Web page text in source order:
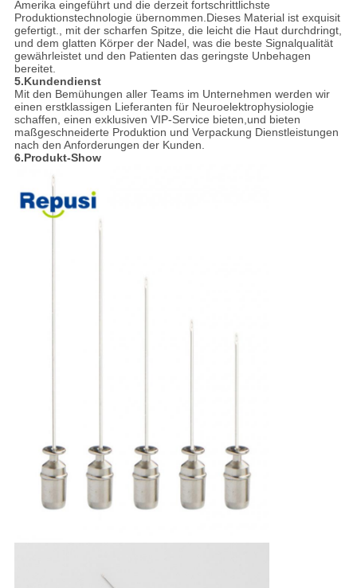
Amerika eingeführt und die derzeit fortschrittlichste
Produktionstechnologie übernommen.Dieses Material ist exquisit
gefertigt., mit der scharfen Spitze, die leicht die Haut durchdringt,
und dem glatten Körper der Nadel, was die beste Signalqualität
gewährleistet und den Patienten das geringste Unbehagen
bereitet.
5.Kundendienst
Mit den Bemühungen aller Teams im Unternehmen werden wir
einen erstklassigen Lieferanten für Neuroelektrophysiologie
schaffen, einen exklusiven VIP-Service bieten,und bieten
maßgeschneiderte Produktion und Verpackung Dienstleistungen
nach den Anforderungen der Kunden.
6.Produkt-Show